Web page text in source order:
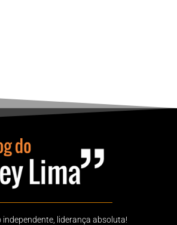
liderança absoluta!